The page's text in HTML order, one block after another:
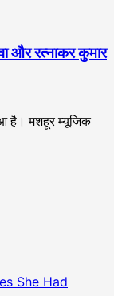
और रत्नाकर कुमार
है। मशहूर म्यूजिक
She Had